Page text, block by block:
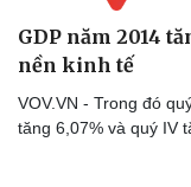
GDP năm 2014
nền kinh tế
VOV.VN - Trong đó
tăng 6,07% và quý IV